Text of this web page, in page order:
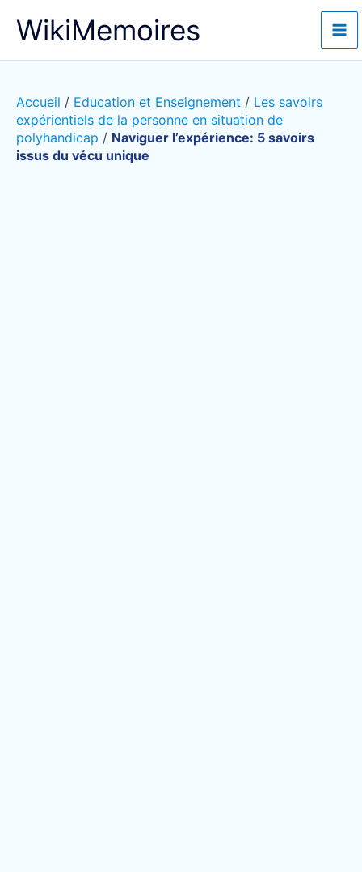
WikiMemoires
Accueil / Education et Enseignement / Les savoirs
expérientiels de la personne en situation de
polyhandicap / Naviguer l’expérience: 5 savoirs
issus du vécu unique